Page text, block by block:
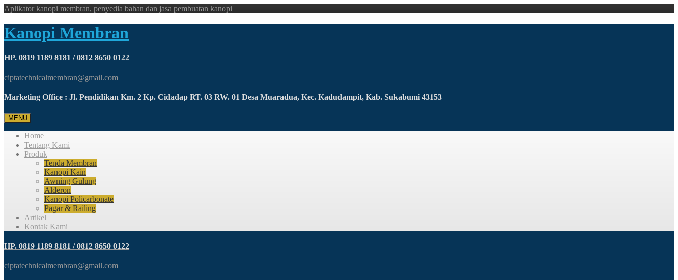
Aplikator kanopi membran, penyedia bahan dan jasa pembuatan kanopi
Kanopi Membran
HP. 0819 1189 8181 / 0812 8650 0122
ciptatechnicalmembran@gmail.com
Marketing Office : Jl. Pendidikan Km. 2 Kp. Cidadap RT. 03 RW. 01 Desa Muaradua, Kec. Kadudampit, Kab. Sukabumi 43153
MENU
Home
Tentang Kami
Produk
Tenda Membran
Kanopi Kain
Awning Gulung
Alderon
Kanopi Policarbonate
Pagar & Railing
Artikel
Kontak Kami
HP. 0819 1189 8181 / 0812 8650 0122
ciptatechnicalmembran@gmail.com